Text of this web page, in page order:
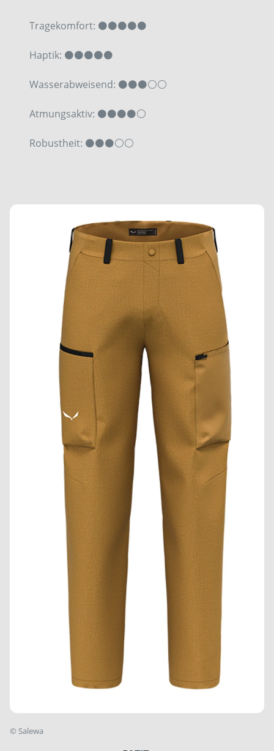
Tragekomfort: ⚫⚫⚫⚫⚫
Haptik: ⚫⚫⚫⚫⚫
Wasserabweisend: ⚫⚫⚫⚪⚪
Atmungsaktiv: ⚫⚫⚫⚫⚪
Robustheit: ⚫⚫⚫⚪⚪
© Salewa